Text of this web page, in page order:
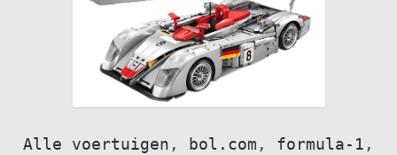
Alle voertuigen , bol.com , formula-1 ,